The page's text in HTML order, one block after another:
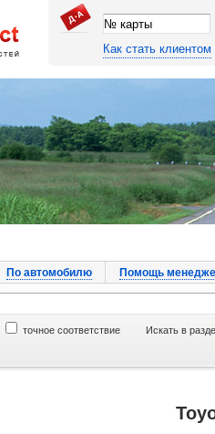
Как стать клиентом
По автомобилю Помощь
точное соответствие
Искать в